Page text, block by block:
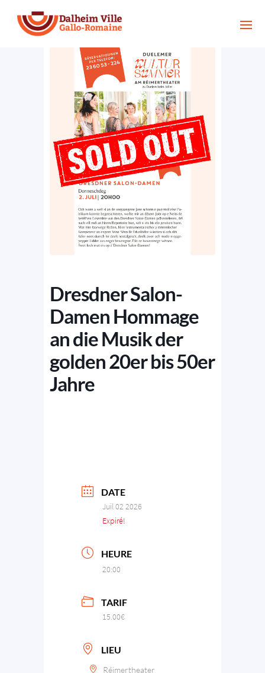
Dresdner Salon-
Damen Hommage
an die Musik der
golden 20er bis 50er
Jahre
DATE
Juil 02 2026
Expiré!
HEURE
20:00
TARIF
15.00€
LIEU
Réimertheater